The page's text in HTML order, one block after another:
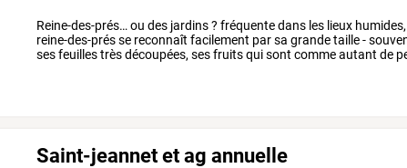
Reine-des-prés…ou des jardins? fréquentedans les lieux humides,
reine-des-présse reconnaît facilement parsa grandetaille-
sesfeuillestrèsdécoupées,sesfruitsquisont commeautant de
Saint-jeannet et ag annuelle